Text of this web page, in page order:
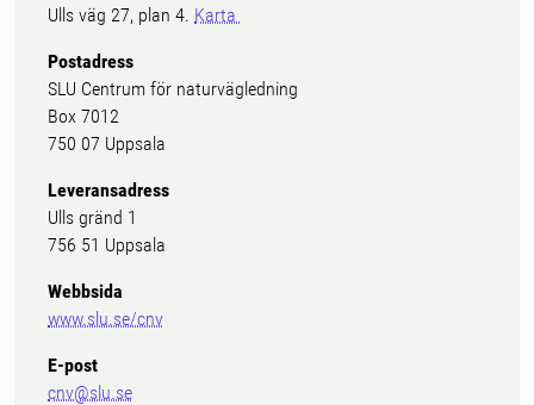
Ulls väg 27, plan 4. Karta
Postadress
SLU Centrum för naturvägledning
Box 7012
750 07 Uppsala
Leveransadress
Ulls gränd 1
756 51 Uppsala
Webbsida
www.slu.se/cnv
E-post
cnv@slu.se